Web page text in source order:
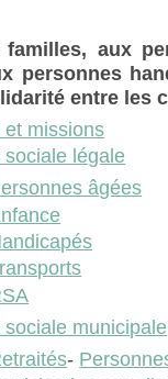
aux
personnes
entre les
et missions
sociale légale
âgées
sociale municipale
-